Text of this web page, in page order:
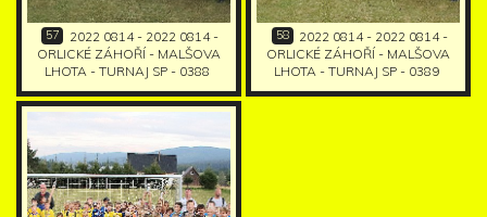
57
2022 0814 - 2022 0814 -
ORLICKÉ ZÁHOŘÍ - MALŠOVA
LHOTA - TURNAJ SP - 0388
58
2022 0814 - 2022 0814 -
ORLICKÉ ZÁHOŘÍ - MALŠOVA
LHOTA - TURNAJ SP - 0389